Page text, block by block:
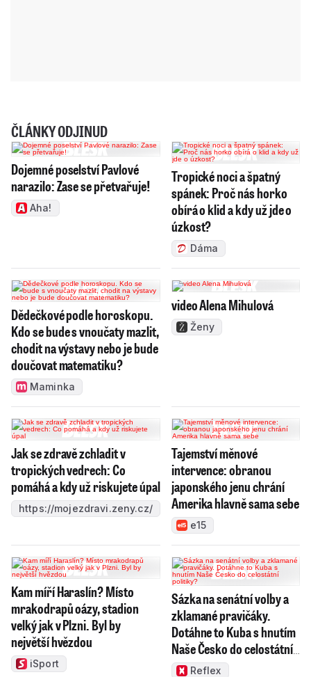
ČLÁNKY ODJINUD
Dojemné poselství Pavlové
narazilo: Zase se přetvařuje!
Aha!
Tropické noci a špatný
spánek: Proč nás horko
obírá o klid a kdy už jde o
úzkost?
Dáma
Dědečkové podle horoskopu.
Kdo se bude s vnoučaty mazlit,
chodit na výstavy nebo je bude
doučovat matematiku?
Maminka
video Alena Mihulová
Ženy
Jak se zdravě zchladit v
tropických vedrech: Co
pomáhá a kdy už riskujete úpal
https://mojezdravi.zeny.cz/
Tajemství měnové
intervence: obranou
japonského jenu chrání
Amerika hlavně sama sebe
e15
Kam míří Haraslín? Místo
mrakodrapů oázy, stadion
velký jak v Plzni. Byl by
největší hvězdou
iSport
Sázka na senátní volby a
zklamané pravičáky.
Dotáhne to Kuba s hnutím
Naše Česko do celostátní
politiky?
Reflex